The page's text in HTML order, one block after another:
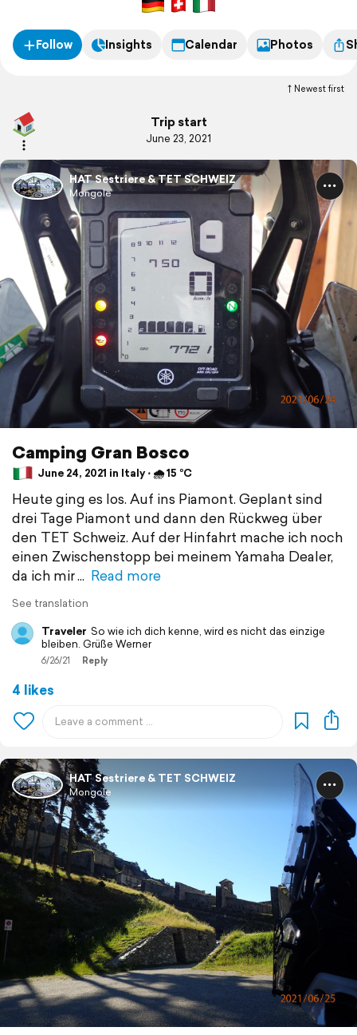
Follow Insights Calendar Photos
Newest first
Trip start
June 23, 2021
HAT Sestriere & TET SCHWEIZ
Mongole
Camping Gran Bosco
June 24, 2021 in Italy ⋅ 🌧 15 °C
Heute ging es los. Auf ins Piamont. Geplant sind
drei Tage Piamont und dann den Rückweg über
den TET Schweiz. Auf der Hinfahrt mache ich noch
einen Zwischenstopp bei meinem Yamaha Dealer,
da ich mir
Read more
See translation
Traveler So wie ich dich kenne, wird es nicht das einzige
bleiben. Grüße Werner
6/26/21 Reply
4 likes
HAT Sestriere & TET SCHWEIZ
Mongole